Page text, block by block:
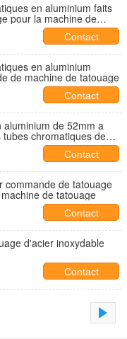
en aluminium faits
pour la machine de
Contact
en aluminium
de machine de tatouage
Contact
de 52mm a
chromatiques de
Contact
commande de tatouage
de tatouage
Contact
d'acier inoxydable
Contact